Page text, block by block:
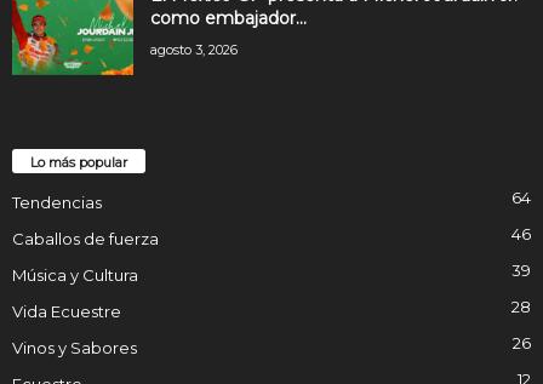
como embajador...
agosto 3, 2026
Lo más popular
Tendencias 64
Caballos de fuerza 46
Música y Cultura 39
Vida Ecuestre 28
Vinos y Sabores 26
12